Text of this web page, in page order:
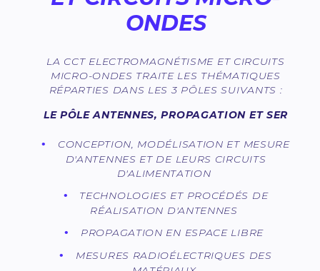
ONDES
LA CCT ELECTROMAGNÉTISME ET CIRCUITS
MICRO-ONDES TRAITE LES THÉMATIQUES
RÉPARTIES DANS LES 3 PÔLES SUIVANTS :
LE PÔLE ANTENNES, PROPAGATION ET SER
CONCEPTION, MODÉLISATION ET MESURE
D'ANTENNES ET DE LEURS CIRCUITS
D'ALIMENTATION
TECHNOLOGIES ET PROCÉDÉS DE
RÉALISATION D'ANTENNES
PROPAGATION EN ESPACE LIBRE
MESURES RADIOÉLECTRIQUES DES